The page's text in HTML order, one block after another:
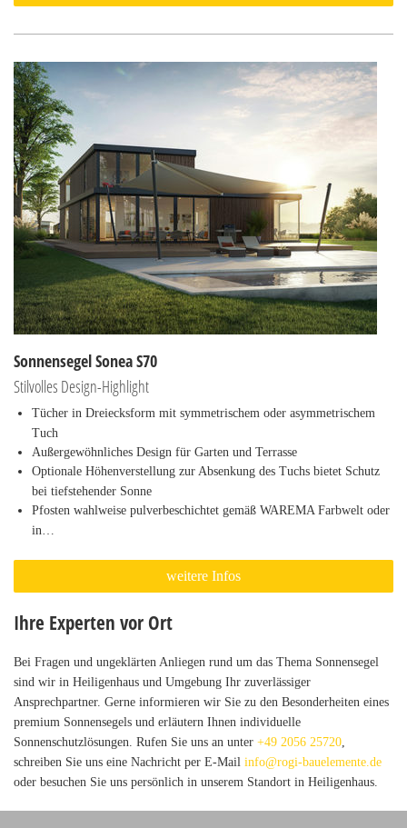
Sonnensegel Sonea S70
Stilvolles Design-Highlight
Tücher in Dreiecksform mit symmetrischem oder asymmetrischem
Tuch
Außergewöhnliches Design für Garten und Terrasse
Optionale Höhenverstellung zur Absenkung des Tuchs bietet Schutz
bei tiefstehender Sonne
Pfosten wahlweise pulverbeschichtet gemäß WAREMA Farbwelt oder
in…
weitere Infos
Ihre Experten vor Ort
Bei Fragen und ungeklärten Anliegen rund um das Thema Sonnensegel
sind wir in Heiligenhaus und Umgebung Ihr zuverlässiger
Ansprechpartner. Gerne informieren wir Sie zu den Besonderheiten eines
premium Sonnensegels und erläutern Ihnen individuelle
Sonnenschutzlösungen. Rufen Sie uns an unter +49 2056 25720
schreiben Sie uns eine Nachricht per E-Mail info@rogi-bauelemente.de
oder besuchen Sie uns persönlich in unserem Standort in Heiligenhaus.